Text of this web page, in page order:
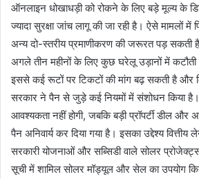
ऑनलाइन धोखाधड़ी को रोकने के लिए बड़े मूल्य के
ज्यादा सुरक्षा जांच लागू की जा रही है। ऐसे मामलों
अन्य दो-स्तरीय प्रमाणीकरण की जरूरत पड़ सकती
अगले तीन महीनों के लिए कुछ घरेलू उड़ानों में कटौती
इससे कई रूटों पर टिकटों की मांग बढ़ सकती है और
सरकार ने पैन से जुड़े कई नियमों में संशोधन किया
आवश्यकता नहीं होगी, जबकि बड़ी प्रॉपर्टी डील और
पैन अनिवार्य कर दिया गया है। इसका उद्देश्य वित्तीय
सरकारी योजनाओं और सब्सिडी वाले सोलर
सूची में शामिल सोलर मॉड्यूल और सेल का उपयोग